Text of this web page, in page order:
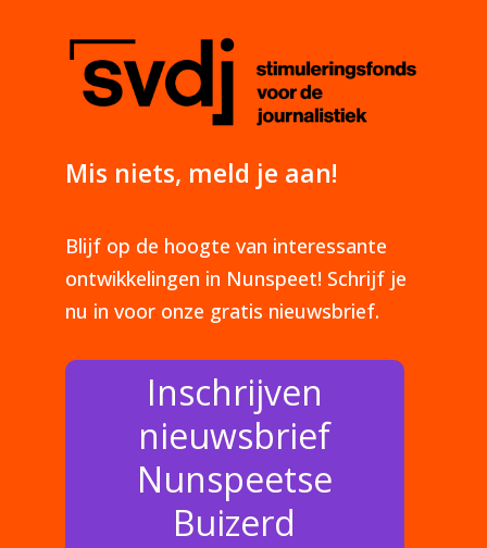
Mis niets, meld je aan!
Blijf op de hoogte van interessante
ontwikkelingen in Nunspeet! Schrijf je
nu in voor onze gratis nieuwsbrief.
Inschrijven
nieuwsbrief
Nunspeetse
Buizerd